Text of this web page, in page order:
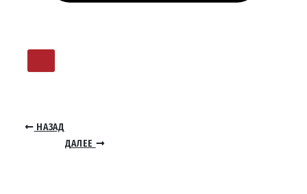
НАЗАД
ДАЛЕЕ